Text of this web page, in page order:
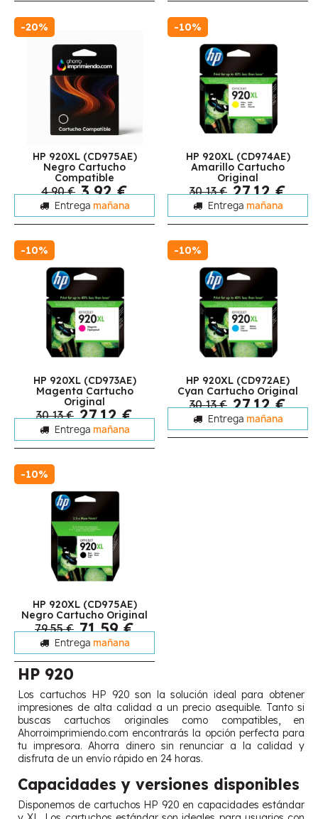
-20%
HP 920XL (CD975AE)
Negro Cartucho
Compatible
4,90 € 3,92 €
Entrega mañana
-10%
HP 920XL (CD974AE)
Amarillo Cartucho
Original
30,13 € 27,12 €
Entrega mañana
-10%
HP 920XL (CD973AE)
Magenta Cartucho
Original
30,13 € 27,12 €
Entrega mañana
-10%
HP 920XL (CD972AE)
Cyan Cartucho Original
30,13 € 27,12 €
Entrega mañana
-10%
HP 920XL (CD975AE)
Negro Cartucho Original
79,55 € 71,59 €
Entrega mañana
HP 920
Los cartuchos HP 920 son la solución ideal para obtener
impresiones de alta calidad a un precio asequible. Tanto si
buscas cartuchos originales como compatibles, en
Ahorroimprimiendo.com encontrarás la opción perfecta para
tu impresora. Ahorra dinero sin renunciar a la calidad y
disfruta de un envío rápido en 24 horas.
Capacidades y versiones disponibles
Disponemos de cartuchos HP 920 en capacidades estándar